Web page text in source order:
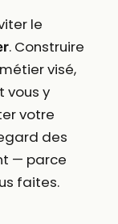
le
. Construire
visé,
vous y
votre
des
— parce
faites.